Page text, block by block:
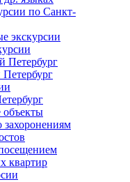
по Санкт-
экскурсии
Петербург
квартир